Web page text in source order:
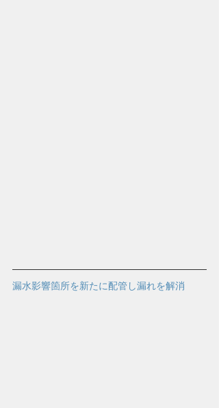
漏水影響箇所を新たに配管し漏れを解消